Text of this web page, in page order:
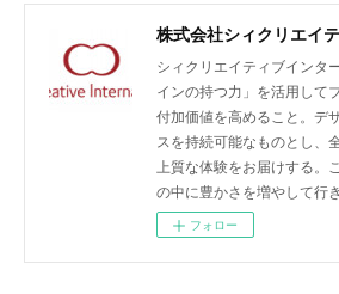
シィクリエイティブインタ
インの持つ力」を活用して
付加価値を高めること。デ
スを持続可能なものとし、
上質な体験をお届けする。
の中に豊かさを増やして行
フォロー